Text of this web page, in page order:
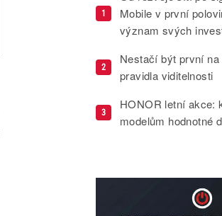
1
Mobile v první
význam svých
2
Nestačí být první
pravidla viditelnosti
3
HONOR letní akce:
modelům hodnotné